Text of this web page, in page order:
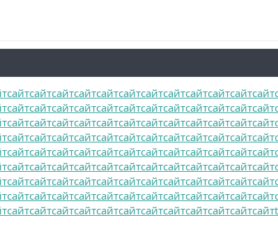
сайтсайтсайтсайтсайтсайтсайтсайтсайтсайтсайтсайт
сайтсайтсайтсайтсайтсайтсайтсайтсайтсайтсайтсайт
сайтсайтсайтсайтсайтсайтсайтсайтсайтсайтсайтсайт
сайтсайтсайтсайтсайтсайтсайтсайтсайтсайтсайтсайт
сайтсайтсайтсайтсайтсайтсайтсайтсайтсайтсайтсайт
сайтсайтсайтсайтсайтсайтсайтсайтсайтсайтсайтсайт
сайтсайтсайтсайтсайтсайтсайтсайтсайтсайтсайтсайт
сайтсайтсайтсайтсайтсайтсайтсайтсайтсайтсайтсайт
сайтсайтсайтсайтсайтсайтсайтсайтсайтсайтсайтсайт